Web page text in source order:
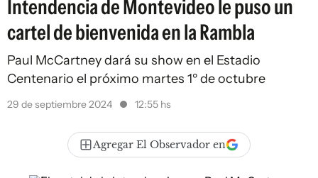
Intendencia de Montevideo le puso un
cartel de bienvenida en la Rambla
Paul McCartney dará su show en el Estadio
Centenario el próximo martes 1º de octubre
29 de septiembre 2024 12:55 hs
Agregar El Observador en